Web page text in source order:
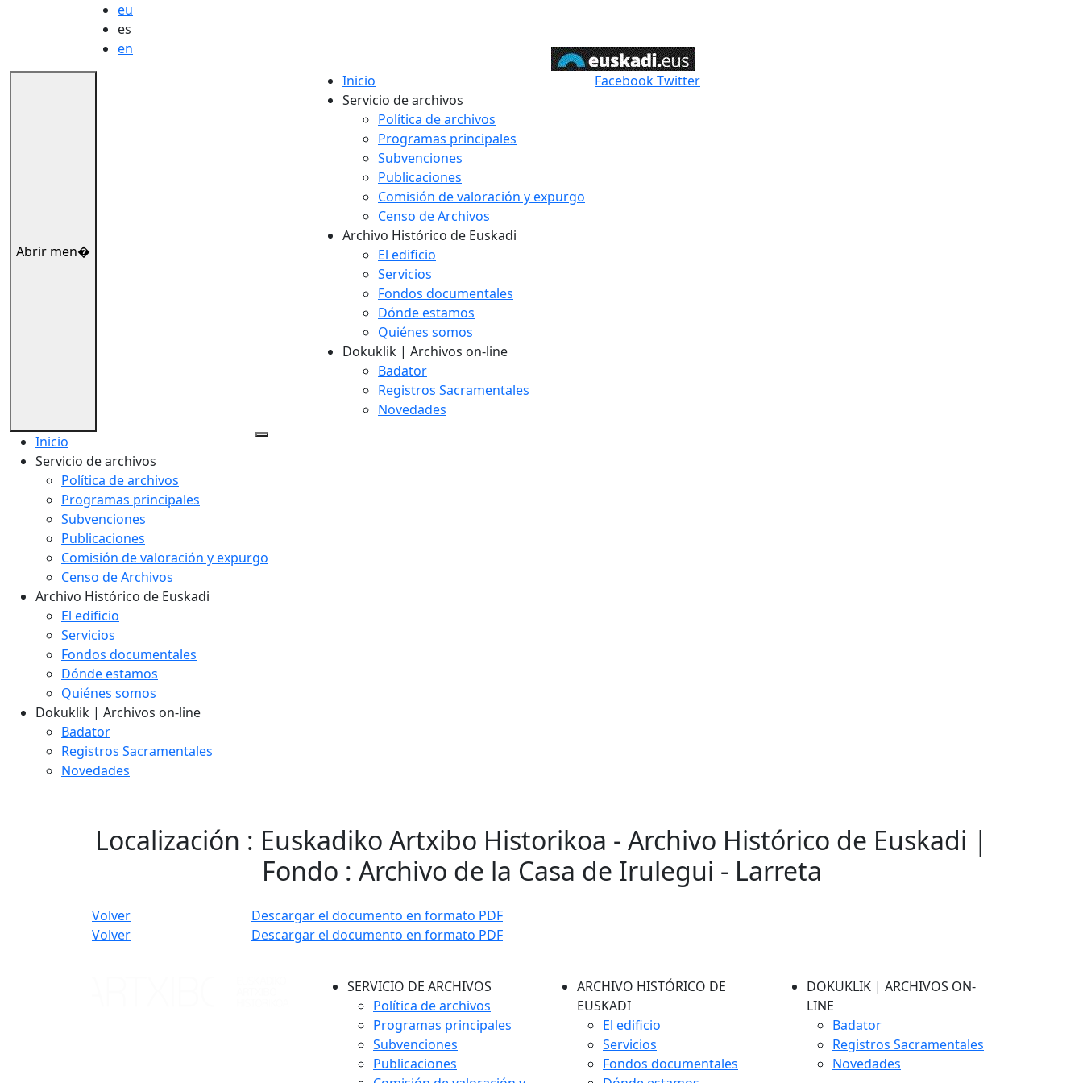
eu
es
en
Abrir men�
Inicio
Servicio de archivos
Política de archivos
Programas principales
Subvenciones
Publicaciones
Comisión de valoración y expurgo
Censo de Archivos
Archivo Histórico de Euskadi
El edificio
Servicios
Fondos documentales
Dónde estamos
Quiénes somos
Dokuklik | Archivos on-line
Badator
Registros Sacramentales
Novedades
FacebookTwitter
Inicio
Servicio de archivos
Política de archivos
Programas principales
Subvenciones
Publicaciones
Comisión de valoración y expurgo
Censo de Archivos
Archivo Histórico de Euskadi
El edificio
Servicios
Fondos documentales
Dónde estamos
Quiénes somos
Dokuklik | Archivos on-line
Badator
Registros Sacramentales
Novedades
Localización : Euskadiko Artxibo Historikoa - Archivo Histórico de Euskadi |
Fondo : Archivo de la Casa de Irulegui - Larreta
Volver
Descargar el documento en formato PDF
Volver
Descargar el documento en formato PDF
SERVICIO DE ARCHIVOS
Política de archivos
Programas principales
Subvenciones
Publicaciones
ARCHIVO HISTÓRICO DE
EUSKADI
El edificio
Servicios
Fondos documentales
DOKUKLIK | ARCHIVOS ON-
LINE
Badator
Registros Sacramentales
Novedades